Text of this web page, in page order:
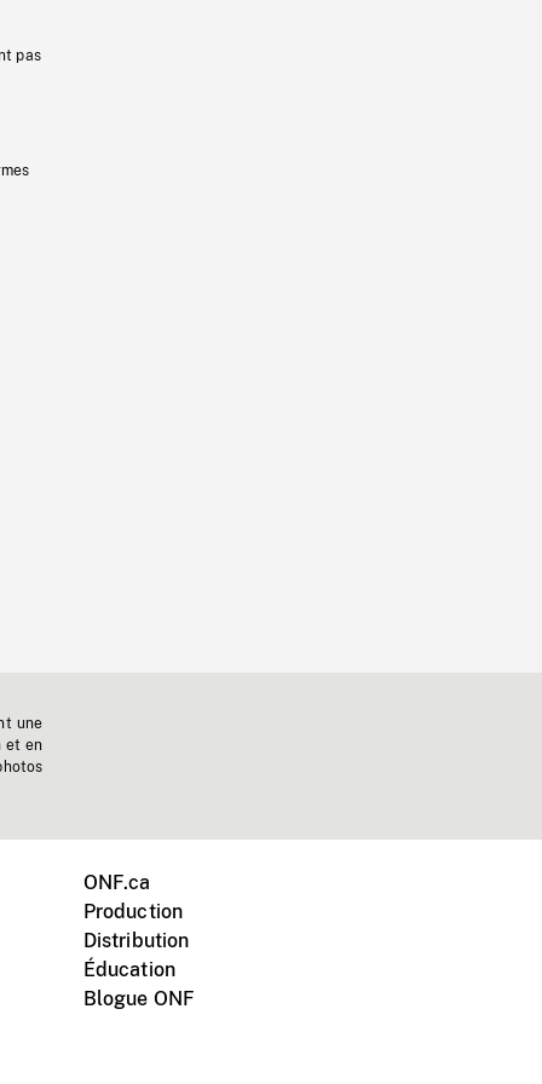
pas
une
et en
ONF.ca
Production
Distribution
Éducation
Blogue ONF